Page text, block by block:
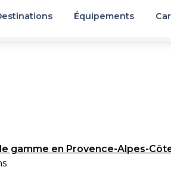
Équipements
gamme en Provence-Alpes-